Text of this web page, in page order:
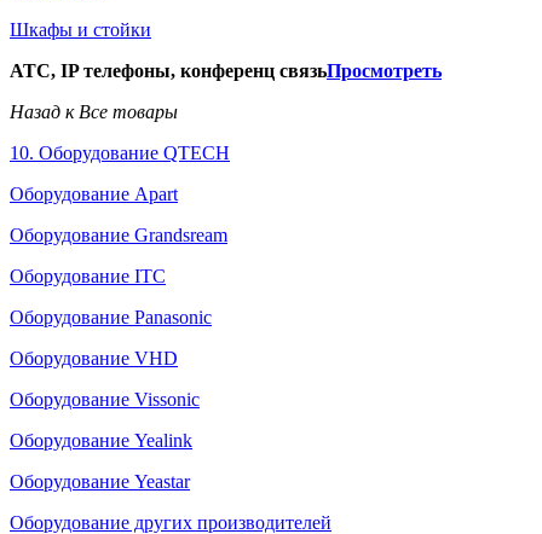
Шкафы и стойки
АТС, IP телефоны, конференц связьПросмотреть
Назад к Все товары
10. Оборудование QTECH
Оборудование Apart
Оборудование Grandsream
Оборудование ITC
Оборудование Panasonic
Оборудование VHD
Оборудование Vissonic
Оборудование Yealink
Оборудование Yeastar
Оборудование других производителей